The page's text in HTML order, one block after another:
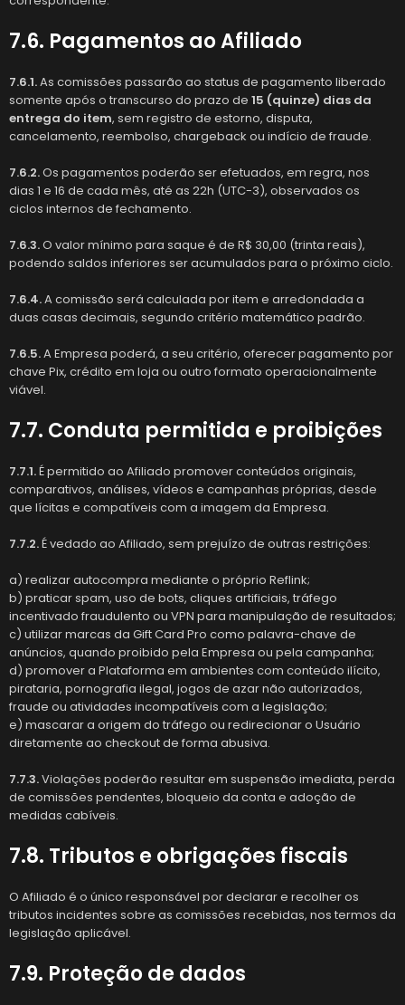
7.6. Pagamentos ao Afiliado
7.6.1.As comissões passarão ao status de pagamento liberado
somente após o transcurso do prazo de 15 (quinze) dias da
entrega do item, sem registro de estorno, disputa,
cancelamento, reembolso, chargeback ou indício de fraude.
7.6.2.Os pagamentos poderão ser efetuados, em regra, nos
dias 1 e 16 de cada mês, até as 22h (UTC-3), observados os
ciclos internos de fechamento.
7.6.3.O valor mínimo para saque é de R$ 30,00 (trinta reais),
podendo saldos inferiores ser acumulados para o próximo ciclo.
7.6.4.A comissão será calculada por item e arredondada a
duas casas decimais, segundo critério matemático padrão.
7.6.5.A Empresa poderá, a seu critério, oferecer pagamento por
chave Pix, crédito em loja ou outro formato operacionalmente
viável.
7.7. Conduta permitida e proibições
7.7.1.É permitido ao Afiliado promover conteúdos originais,
comparativos, análises, vídeos e campanhas próprias, desde
que lícitas e compatíveis com a imagem da Empresa.
7.7.2.É vedado ao Afiliado, sem prejuízo de outras restrições:
a) realizar autocompra mediante o próprio Reflink;
b) praticar spam, uso de bots, cliques artificiais, tráfego
incentivado fraudulento ou VPN para manipulação de resultados;
c) utilizar marcas da Gift Card Pro como palavra-chave de
anúncios, quando proibido pela Empresa ou pela campanha;
d) promover a Plataforma em ambientes com conteúdo ilícito,
pirataria, pornografia ilegal, jogos de azar não autorizados,
fraude ou atividades incompatíveis com a legislação;
e) mascarar a origem do tráfego ou redirecionar o Usuário
diretamente ao checkout de forma abusiva.
7.7.3.Violações poderão resultar em suspensão imediata, perda
de comissões pendentes, bloqueio da conta e adoção de
medidas cabíveis.
7.8. Tributos e obrigações fiscais
O Afiliado é o único responsável por declarar e recolher os
tributos incidentes sobre as comissões recebidas, nos termos da
legislação aplicável.
7.9. Proteção de dados